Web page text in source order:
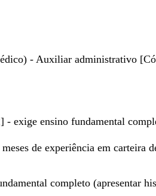
- Auxiliar administrativo
exige ensino fundamental
de experiência em
completo (apresentar